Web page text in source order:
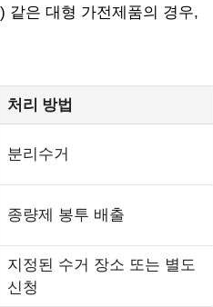
같은 대형 가전제품의 경우,
처리 방법
분리수거
종량제 봉투 배출
지정된 수거 장소 또는 별도
신청